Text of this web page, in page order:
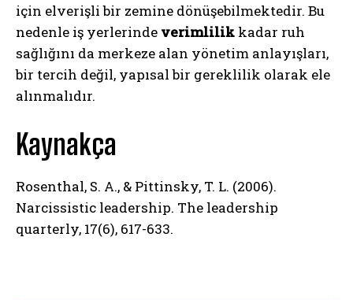
için elverişli bir zemine dönüşebilmektedir. Bu
nedenle iş yerlerinde verimlilik kadar ruh
sağlığını da merkeze alan yönetim anlayışları,
bir tercih değil, yapısal bir gereklilik olarak ele
alınmalıdır.
Kaynakça
Rosenthal, S. A., & Pittinsky, T. L. (2006).
Narcissistic leadership. The leadership
quarterly, 17(6), 617-633.